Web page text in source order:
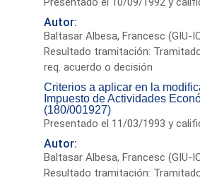
Autor:
Baltasar Albesa, Francesc (GIU-
Resultado tramitación:
req. acuerdo o decisión
Criterios a aplicar en la
Impuesto de Actividades
(180/001927)
Presentado el 11/03/1993 y
Autor:
Baltasar Albesa, Francesc (GIU-
Resultado tramitación: